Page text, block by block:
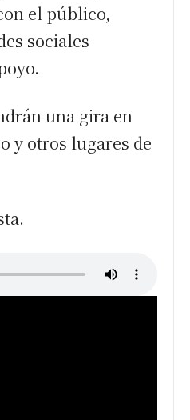
el público,
sociales
una gira en
y otros lugares de